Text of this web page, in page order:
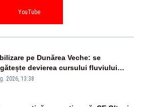
YouTube
pe Dunărea Veche: se
devierea cursului fluviului
Cernavodă – VIDEO
2026, 13:38